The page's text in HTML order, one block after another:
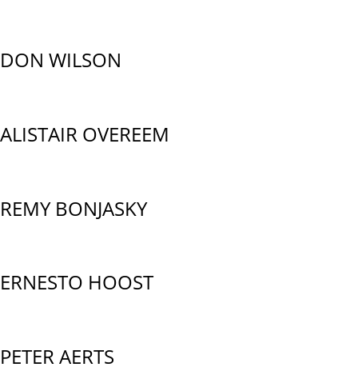
DON WILSON
ALISTAIR OVEREEM
REMY BONJASKY
ERNESTO HOOST
PETER AERTS